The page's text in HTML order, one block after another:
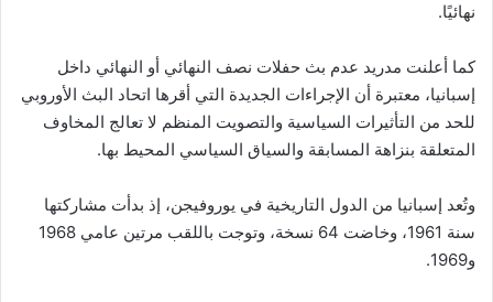
نهائيًا.
كما أعلنت مدريد عدم بث حفلات نصف النهائي أو النهائي داخل
إسبانيا، معتبرة أن الإجراءات الجديدة التي أقرها اتحاد البث الأوروبي
للحد من التأثيرات السياسية والتصويت المنظم لا تعالج المخاوف
المتعلقة بنزاهة المسابقة والسياق السياسي المحيط بها.
وتُعد إسبانيا من الدول التاريخية في يوروفيجن، إذ بدأت مشاركتها
سنة 1961، وخاضت 64 نسخة، وتوجت باللقب مرتين عامي 1968
و1969.